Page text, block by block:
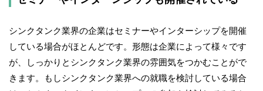
シンクタンク業界の企業はセミナーやインターシップを開催
している場合がほとんどです。形態は企業によって様々です
が、しっかりとシンクタンク業界の雰囲気をつかむことがで
きます。もしシンクタンク業界への就職を検討している場合